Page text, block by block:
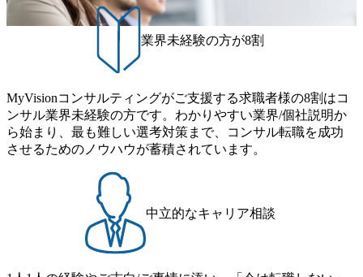
業界未経験の方が8割
MyVisionコンサルティングがご支援する求職者様の8割はコ
ンサル業界未経験の方です。わかりやすい業界/個社説明か
ら始まり、最も難しい選考対策まで、コンサル転職を成功
させるためのノウハウが蓄積されています。
中立的なキャリア相談